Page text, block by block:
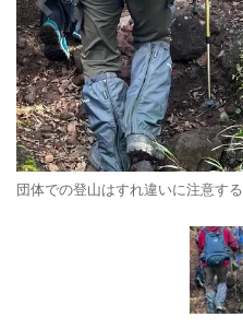
団体での登山はすれ違いに注意す